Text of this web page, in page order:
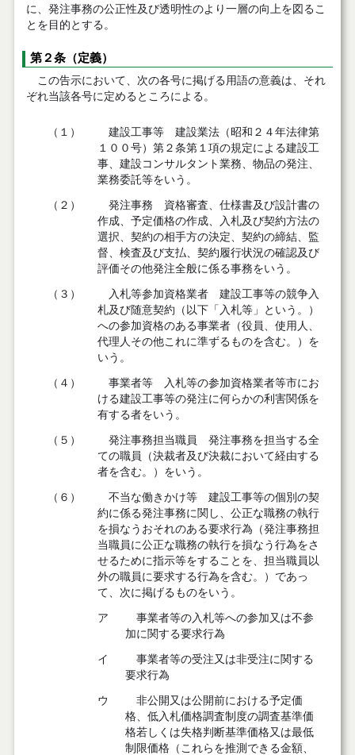
に、発注事務の公正性及び透明性のより一層の向上を図るこ
とを目的とする。
第２条（定義）
この告示において、次の各号に掲げる用語の意義は、それ
ぞれ当該各号に定めるところによる。
（１）
建設工事等 建設業法（昭和２４年法律第
１００号）第２条第１項の規定による建設工
事、建設コンサルタント業務、物品の発注、
業務委託等をいう。
（２）
発注事務 資格審査、仕様書及び設計書の
作成、予定価格の作成、入札及び契約方法の
選択、契約の相手方の決定、契約の締結、監
督、検査及び支払、契約履行状況の確認及び
評価その他発注全般に係る事務をいう。
（３）
入札等参加資格業者 建設工事等の競争入
札及び随意契約（以下「入札等」という。）
への参加資格のある事業者（役員、使用人、
代理人その他これに準ずるものを含む。）を
いう。
（４）
事業者等 入札等の参加資格業者等市にお
ける建設工事等の発注に何らかの利害関係を
有する者をいう。
（５）
発注事務担当職員 発注事務を担当する全
ての職員（決裁者及び決裁において経由する
者を含む。）をいう。
（６）
不当な働きかけ等 建設工事等の個別の契
約に係る発注事務に関し、公正な職務の執行
を損なうおそれのある要求行為（発注事務担
当職員に公正な職務の執行を損なう行為をさ
せるために指示等をすることを、担当職員以
外の職員に要求する行為を含む。）であっ
て、次に掲げるものをいう。
ア
事業者等の入札等への参加又は不参
加に関する要求行為
イ
事業者等の受注又は非受注に関する
要求行為
ウ
非公開又は公開前における予定価
格、低入札価格調査制度の調査基準価
格若しくは失格判断基準価格又は最低
制限価格（これらを推測できる金額、